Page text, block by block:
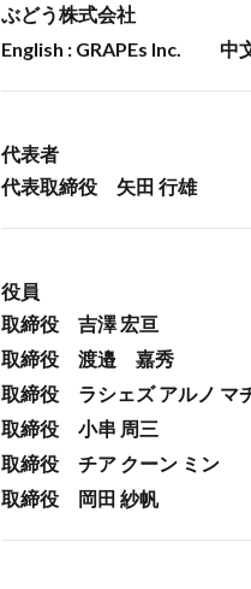
略コ
ンサ
2.2
翻訳
イト
制作
2.4
シス
テ
ム・
アプ
リケ
ーシ
ぶどう株式会社
English : GRAPEs Inc. 中
代表者
代表取締役 矢田 行雄
役員
取締役 吉澤 宏亘
取締役 渡邉 嘉秀
取締役 ラシェズ アルノ マ
取締役 小串 周三
取締役 チア クーン ミン
取締役 岡田 紗帆